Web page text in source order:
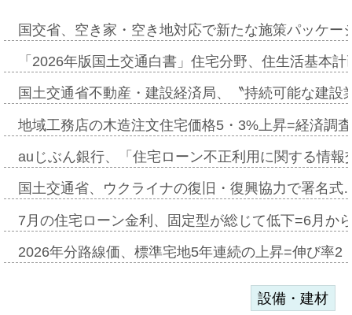
国交省、空き家・空き地対応で新たな施策パッケ
「2026年版国土交通白書」住宅分野、住生活基本
国土交通省不動産・建設経済局、〝持続可能な建
地域工務店の木造注文住宅価格5・3%上昇=経済調
auじぶん銀行、「住宅ローン不正利用に関する情
国土交通省、ウクライナの復旧・復興協力で署名
7月の住宅ローン金利、固定型が総じて低下=6月か
2026年分路線価、標準宅地5年連続の上昇=伸び率
設備・建材